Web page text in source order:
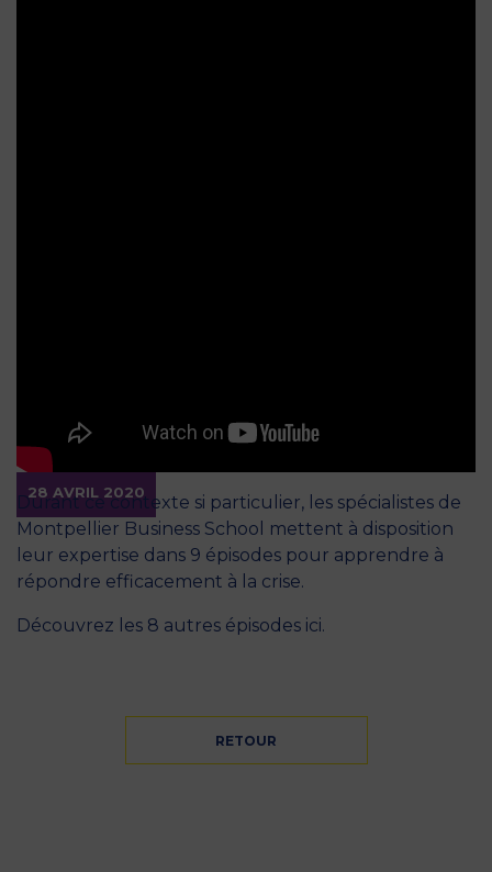
28 AVRIL 2020
Durant ce contexte si particulier, les spécialistes de
Montpellier Business School mettent à disposition
leur expertise dans 9 épisodes pour apprendre à
répondre efficacement à la crise.
Découvrez les 8 autres épisodes ici.
RETOUR